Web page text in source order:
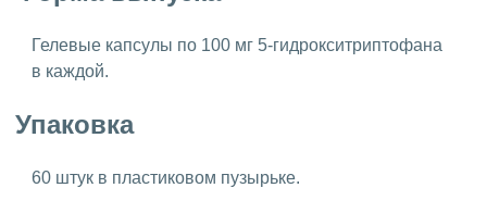
Гелевые капсулы по 100 мг 5-гидрокситриптофана
в каждой.
Упаковка
60 штук в пластиковом пузырьке.